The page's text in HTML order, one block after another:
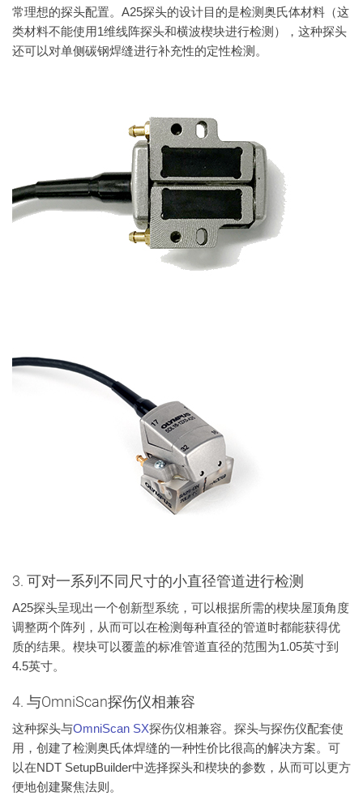
常理想的探头配置。A25探头的设计目的是检测奥氏体材料（这
类材料不能使用1维线阵探头和横波楔块进行检测），这种探头
还可以对单侧碳钢焊缝进行补充性的定性检测。
3. 可对一系列不同尺寸的小直径管道进行检测
A25探头呈现出一个创新型系统，可以根据所需的楔块屋顶角度
调整两个阵列，从而可以在检测每种直径的管道时都能获得优
质的结果。楔块可以覆盖的标准管道直径的范围为1.05英寸到
4.5英寸。
4. 与OmniScan探伤仪相兼容
这种探头与OmniScan SX探伤仪相兼容。探头与探伤仪配套使
用，创建了检测奥氏体焊缝的一种性价比很高的解决方案。可
以在NDT SetupBuilder中选择探头和楔块的参数，从而可以更方
便地创建聚焦法则。